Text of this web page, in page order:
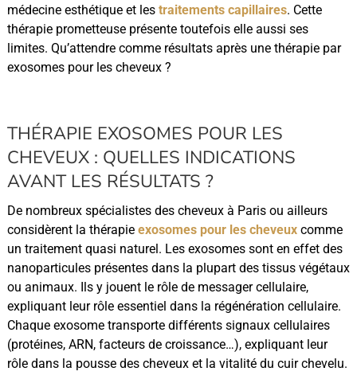
médecine esthétique et les traitements capillaires. Cette
thérapie prometteuse présente toutefois elle aussi ses
limites. Qu’attendre comme résultats après une thérapie par
exosomes pour les cheveux ?
THÉRAPIE EXOSOMES POUR LES
CHEVEUX : QUELLES INDICATIONS
AVANT LES RÉSULTATS ?
De nombreux spécialistes des cheveux à Paris ou ailleurs
considèrent la thérapie exosomes pour les cheveux comme
un traitement quasi naturel. Les exosomes sont en effet des
nanoparticules présentes dans la plupart des tissus végétaux
ou animaux. Ils y jouent le rôle de messager cellulaire,
expliquant leur rôle essentiel dans la régénération cellulaire.
Chaque exosome transporte différents signaux cellulaires
(protéines, ARN, facteurs de croissance…), expliquant leur
rôle dans la pousse des cheveux et la vitalité du cuir chevelu.